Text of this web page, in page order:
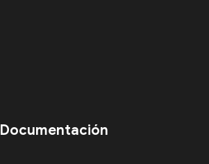
Documentación